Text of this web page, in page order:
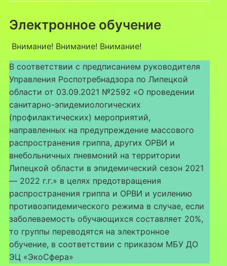
Электронное обучение
Внимание! Внимание! Внимание!
В соответствии с предписанием руководителя
Управления Роспотребнадзора по Липецкой
области от 03.09.2021 №2592 «О проведении
санитарно-эпидемиологических
(профилактических) мероприятий,
направленных на предупреждение массового
распространения гриппа, других ОРВИ и
внебольничных пневмоний на территории
Липецкой области в эпидемический сезон 2021
— 2022 г.г.» в целях предотвращения
распространения гриппа и ОРВИ и усилению
противоэпидемического режима в случае, если
заболеваемость обучающихся составляет 20%,
то группы переводятся на электронное
обучение, в соответствии с приказом МБУ ДО
ЭЦ «ЭкоСфера»